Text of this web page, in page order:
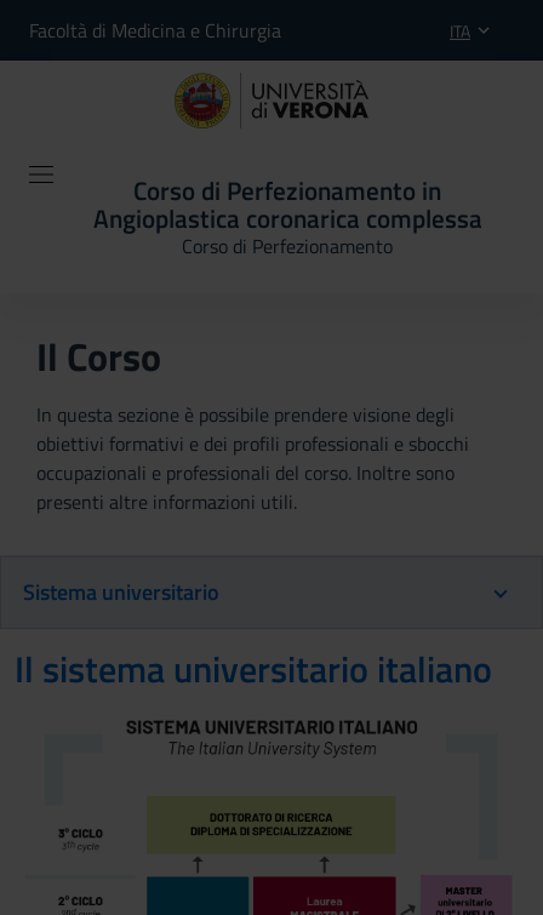
Facoltà di Medicina e Chirurgia ITA
Corso di Perfezionamento in
Angioplastica coronarica complessa
Corso di Perfezionamento
Il Corso
In questa sezione è possibile prendere visione degli
obiettivi formativi e dei profili professionali e sbocchi
occupazionali e professionali del corso. Inoltre sono
presenti altre informazioni utili.
Sistema universitario
Il sistema universitario italiano